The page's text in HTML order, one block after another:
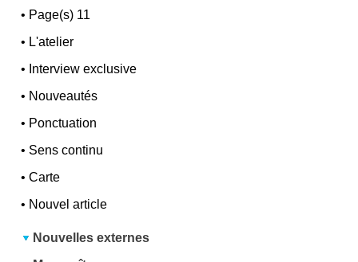
• Page(s) 11
• L'atelier
• Interview exclusive
• Nouveautés
• Ponctuation
• Sens continu
•Carte
• Nouvel article
Nouvelles externes